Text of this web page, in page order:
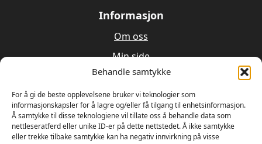
Behandle samtykke
For å gi de beste opplevelsene bruker vi teknologier som
informasjonskapsler for å lagre og/eller få tilgang til enhetsinformasjon.
Å samtykke til disse teknologiene vil tillate oss å behandle data som
nettleseratferd eller unike ID-er på dette nettstedet. Å ikke samtykke
eller trekke tilbake samtykke kan ha negativ innvirkning på visse
Informasjon
Om oss
Min side
Utleie
Verksted
Om oss